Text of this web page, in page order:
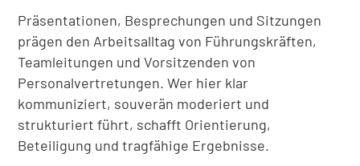
Präsentationen, Besprechungen und Sitzungen
prägen den Arbeitsalltag von Führungskräften,
Teamleitungen und Vorsitzenden von
Personalvertretungen. Wer hier klar
kommuniziert, souverän moderiert und
strukturiert führt, schafft Orientierung,
Beteiligung und tragfähige Ergebnisse.